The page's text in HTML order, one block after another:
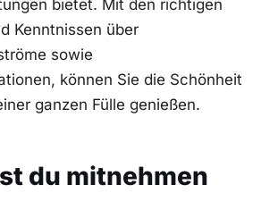
bietet. Mit den richtigen
Kenntnissen über
sowie​
können Sie die Schönheit
ganzen ⁢Fülle genießen.
du mitnehmen